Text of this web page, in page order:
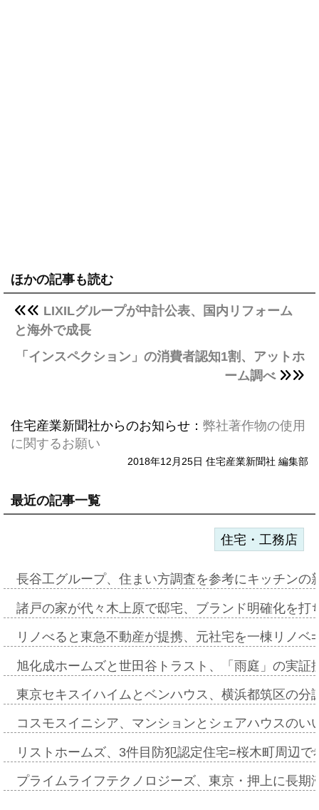
ほかの記事も読む
LIXILグループが中計公表、国内リフォーム
と海外で成長
「インスペクション」の消費者認知1割、アットホ
ーム調べ
住宅産業新聞社からのお知らせ： 弊社著作物の使用
に関するお願い
2018年12月25日 住宅産業新聞社 編集部
最近の記事一覧
住宅・工務店
長谷工グループ、住まい方調査を参考にキッチン
諸戸の家が代々木上原で邸宅、ブランド明確化を
リノべると東急不動産が提携、元社宅を一棟リノ
旭化成ホームズと世田谷トラスト、「雨庭」の実
東京セキスイハイムとベンハウス、横浜都筑区の
コスモスイニシア、マンションとシェアハウスの
リストホームズ、3件目防犯認定住宅=桜木町周辺
プライムライフテクノロジーズ、東京・押上に長